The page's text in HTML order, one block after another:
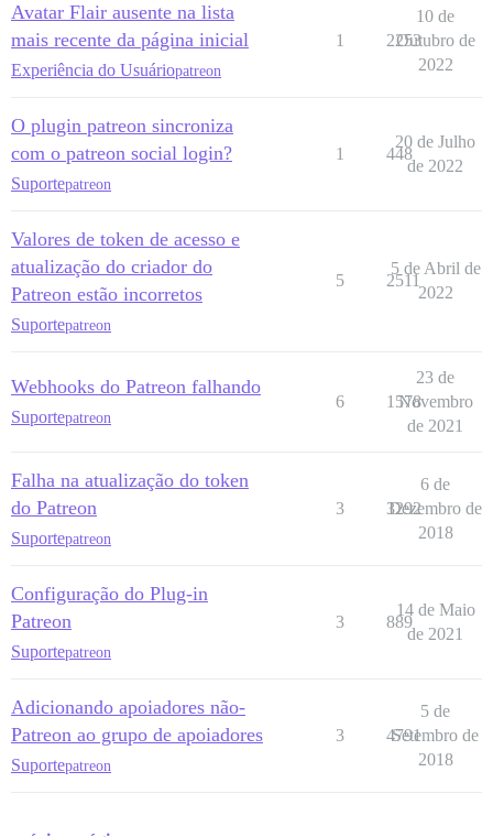
Avatar Flair ausente na lista
mais recente da página inicial
Experiência do Usuáriopatreon
1 2253
10 de
Outubro de
2022
O plugin patreon sincroniza
com o patreon social login?
Suportepatreon
1 448
20 de Julho
de 2022
Valores de token de acesso e
atualização do criador do
Patreon estão incorretos
Suportepatreon
5 2511
5 de Abril de
2022
Webhooks do Patreon falhando
Suportepatreon
6 1578
23 de
Novembro
de 2021
Falha na atualização do token
do Patreon
Suportepatreon
3 3292
6 de
Dezembro de
2018
Configuração do Plug-in
Patreon
Suportepatreon
3 889
14 de Maio
de 2021
Adicionando apoiadores não-
Patreon ao grupo de apoiadores
Suportepatreon
3 4791
5 de
Setembro de
2018